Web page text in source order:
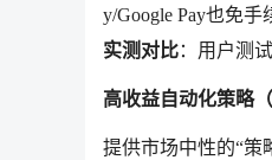
y/Google Pay也免手
实测对比：用户测
高收益自动化策略（
提供市场中性的“策